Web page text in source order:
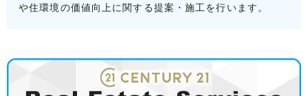
や住環境の価値向上に関する提案・施工を行います。